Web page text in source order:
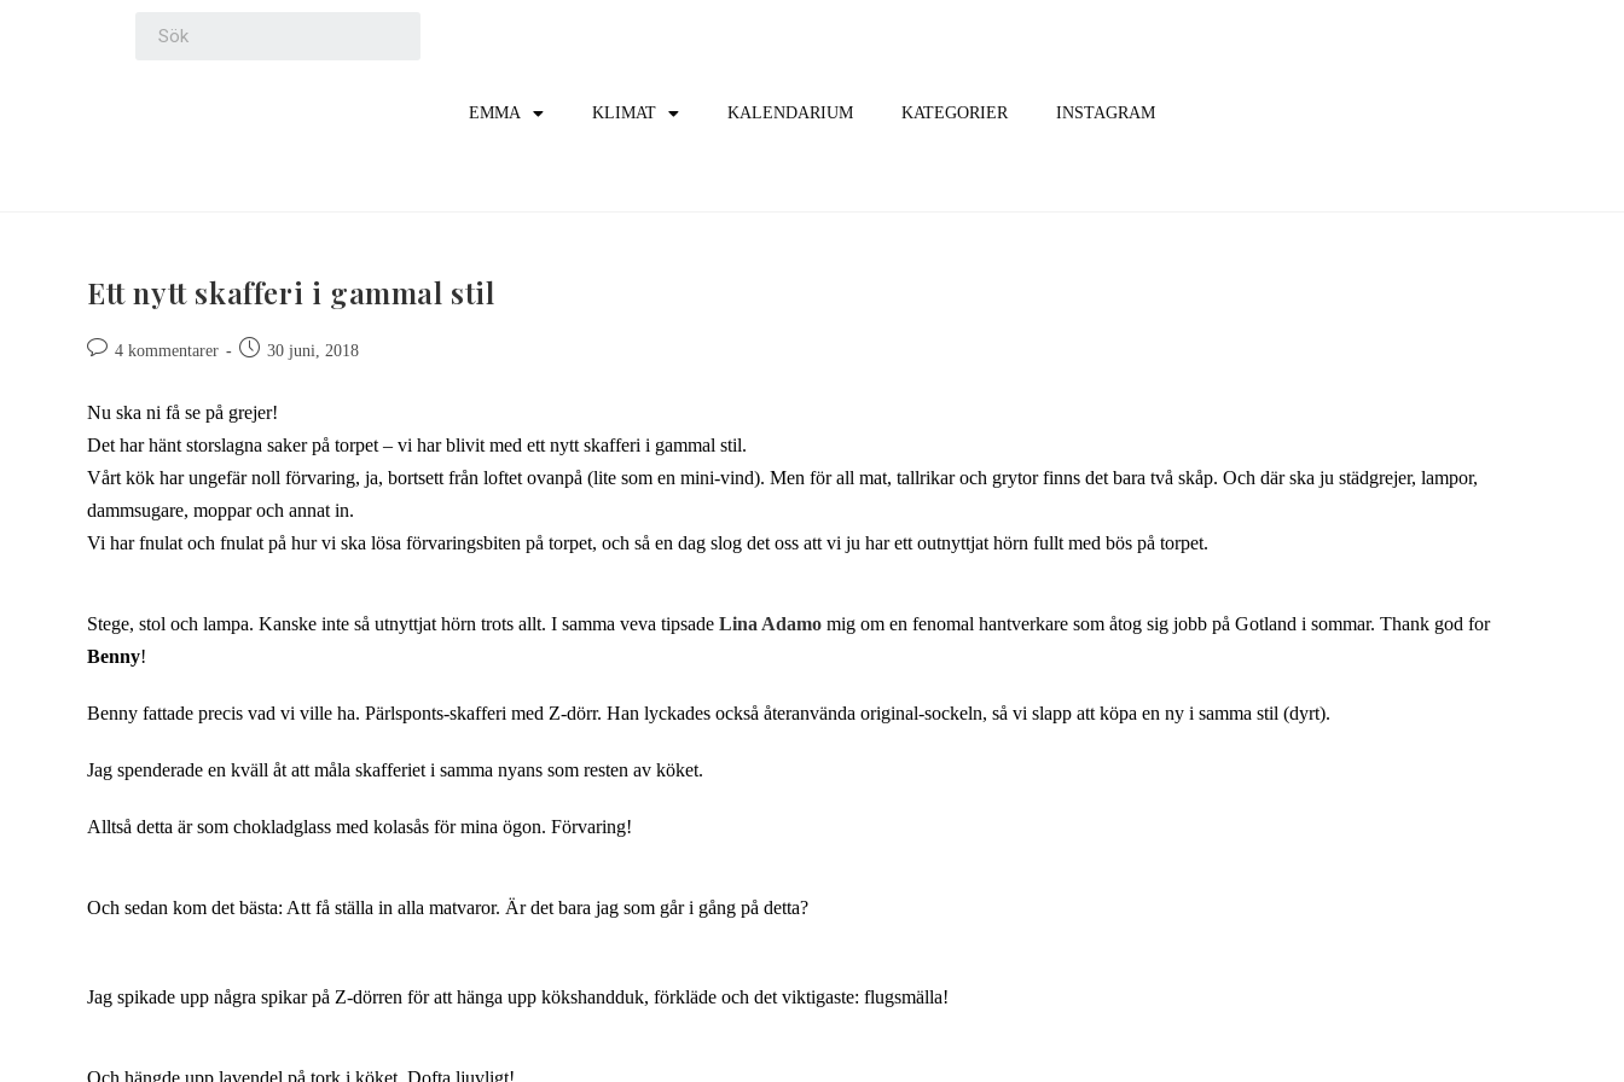
EMMA KLIMAT KALENDARIUM KATEGORIER INSTAGRAM
Ett nytt skafferi i gammal stil
4 kommentarer 30 juni, 2018
Nu ska ni få se på grejer!
Det har hänt storslagna saker på torpet – vi har blivit med ett nytt skafferi i gammal stil.
Vårt kök har ungefär noll förvaring, ja, bortsett från loftet ovanpå (lite som en mini-vind). Men för all mat, tallrikar och grytor finns det bara två skåp. Och där ska ju städgrejer, lampor,
dammsugare, moppar och annat in.
Vi har fnulat och fnulat på hur vi ska lösa förvaringsbiten på torpet, och så en dag slog det oss att vi ju har ett outnyttjat hörn fullt med bös på torpet.
Stege, stol och lampa. Kanske inte så utnyttjat hörn trots allt. I samma veva tipsade Lina Adamo mig om en fenomal hantverkare som åtog sig jobb på Gotland i sommar. Thank god for
Benny!
Benny fattade precis vad vi ville ha. Pärlsponts-skafferi med Z-dörr. Han lyckades också återanvända original-sockeln, så vi slapp att köpa en ny i samma stil (dyrt).
Jag spenderade en kväll åt att måla skafferiet i samma nyans som resten av köket.
Alltså detta är som chokladglass med kolasås för mina ögon. Förvaring!
Och sedan kom det bästa: Att få ställa in alla matvaror. Är det bara jag som går i gång på detta?
Jag spikade upp några spikar på Z-dörren för att hänga upp kökshandduk, förkläde och det viktigaste: flugsmälla!
Och hängde upp lavendel på tork i köket. Dofta ljuvligt!